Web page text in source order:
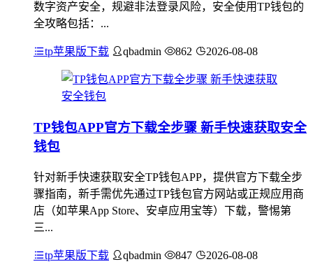
数字资产安全，规避非法登录风险，安全使用TP钱包的
全攻略包括：...
tp苹果版下载 qbadmin 862 2026-08-08
TP钱包APP官方下载全步骤 新手快速获取安全
钱包
针对新手快速获取安全TP钱包APP，提供官方下载全步
骤指南，新手需优先通过TP钱包官方网站或正规应用商
店（如苹果App Store、安卓应用宝等）下载，警惕第
三...
tp苹果版下载 qbadmin 847 2026-08-08